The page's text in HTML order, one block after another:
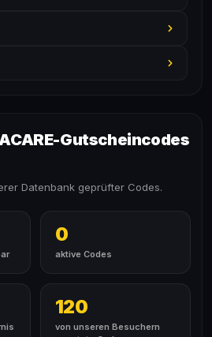
Gutscheincodes
Datenbank geprüfter Codes.
0
aktive Codes
120
von unseren Besuchern